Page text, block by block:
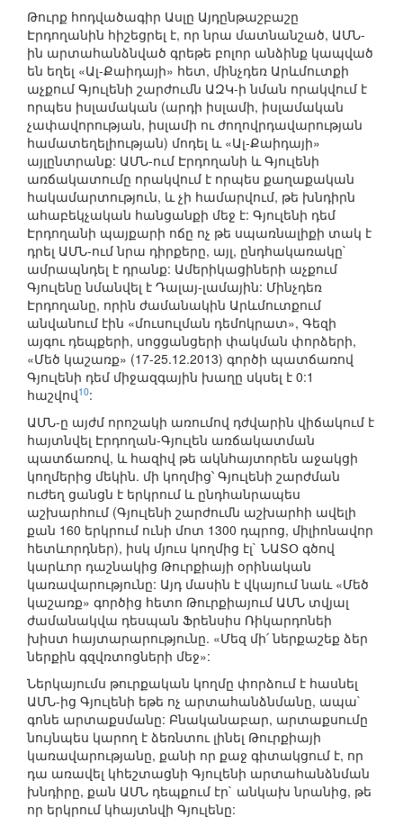
Թուրք հոդվածագիր Ասլը Այդընթաշբաշը
Էրդողանին հիշեցրել է, որ նրա մատնանշած, ԱՄՆ-
ին արտահանձնված գրեթե բոլոր անձինք կապված
են եղել «Ալ-Քաիդայի» հետ, մինչդեռ Արևմուտքի
աչքում Գյուլենի շարժումն ԱԶԿ-ի նման որակվում է
որպես իսլամական (արդի իսլամի, իսլամական
չափավորության, իսլամի ու ժողովրդավարության
համատեղելիության) մոդել և «Ալ-Քաիդայի»
այլընտրանք: ԱՄՆ-ում Էրդողանի և Գյուլենի
առճակատումը որակվում է որպես քաղաքական
հակամարտություն, և չի համարվում, թե խնդիրն
ահաբեկչական հանցանքի մեջ է: Գյուլենի դեմ
Էրդողանի պայքարի ոճը ոչ թե սպառնալիքի տակ է
դրել ԱՄՆ-ում նրա դիրքերը, այլ, ընդհակառակը`
ամրապնդել է դրանք: Ամերիկացիների աչքում
Գյուլենը նմանվել է Դալայ-լամային: Մինչդեռ
Էրդողանը, որին ժամանակին Արևմուտքում
անվանում էին «մուսուլման դեմոկրատ», Գեզի
այգու դեպքերի, սոցցանցերի փակման փորձերի,
«Մեծ կաշառք» (17-25.12.2013) գործի պատճառով
Գյուլենի դեմ միջազգային խաղը սկսել է 0:1
հաշվով10:
ԱՄՆ-ը այժմ որոշակի առումով դժվարին վիճակում է
հայտնվել Էրդողան-Գյուլեն առճակատման
պատճառով, և հազիվ թե ակնհայտորեն աջակցի
կողմերից մեկին. մի կողմից՝ Գյուլենի շարժման
ուժեղ ցանցն է երկրում և ընդհանրապես
աշխարհում (Գյուլենի շարժումն աշխարհի ավելի
քան 160 երկրում ունի մոտ 1300 դպրոց, միլիոնավոր
հետևորդներ), իսկ մյուս կողմից էլ` ՆԱՏՕ գծով
կարևոր դաշնակից Թուրքիայի օրինական
կառավարությունը: Այդ մասին է վկայում նաև «Մեծ
կաշառք» գործից հետո Թուրքիայում ԱՄՆ տվյալ
ժամանակվա դեսպան Ֆրենսիս Ռիկարդոնեի
խիստ հայտարարությունը. «Մեզ մի՛ ներքաշեք ձեր
ներքին գզվռտոցների մեջ»:
Ներկայումս թուրքական կողմը փորձում է հասնել
ԱՄՆ-ից Գյուլենի եթե ոչ արտահանձնմանը, ապա`
գոնե արտաքսմանը: Բնականաբար, արտաքսումը
նույնպես կարող է ձեռնտու լինել Թուրքիայի
կառավարությանը, քանի որ քաջ գիտակցում է, որ
դա առավել կհեշտացնի Գյուլենի արտահանձնման
խնդիրը, քան ԱՄՆ դեպքում էր` անկախ նրանից, թե
որ երկրում կհայտնվի Գյուլենը: